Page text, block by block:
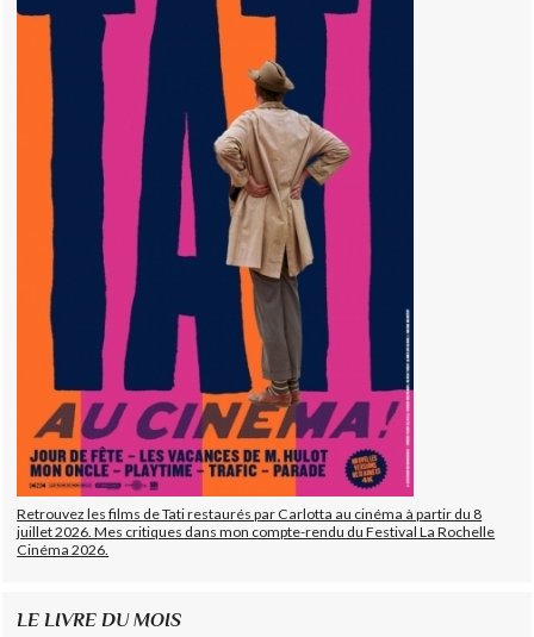
Retrouvez les films de Tati restaurés par Carlotta au cinéma à partir du 8
juillet 2026. Mes critiques dans mon compte-rendu du Festival La Rochelle
Cinéma 2026.
LE LIVRE DU MOIS